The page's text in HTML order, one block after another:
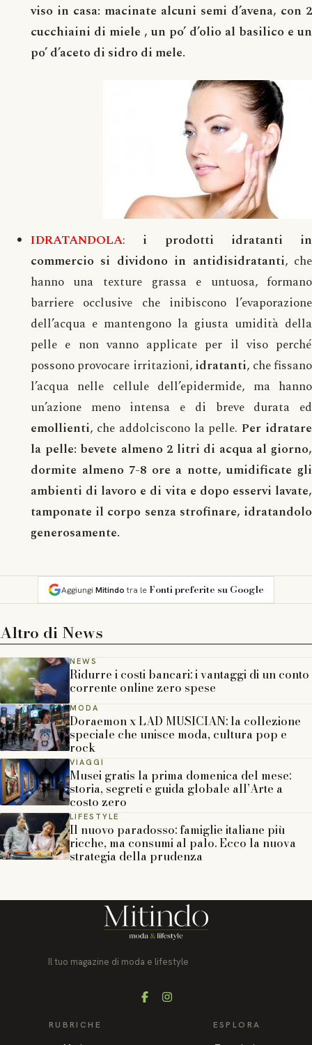
viso in casa: macinate alcuni semi d’avena, con 2
cucchiaini di miele , un po’ d’olio al basilico e un
po’ d’aceto di sidro di mele.
IDRATANDOLA: i prodotti idratanti in
commercio si dividono in antidisidratanti, che
hanno una texture grassa e untuosa, formano
barriere occlusive che inibiscono l’evaporazione
dell’acqua e mantengono la giusta umidità della
pelle e non vanno applicate per il viso perché
possono provocare irritazioni,idratanti, che fissano
l’acqua nelle cellule dell’epidermide, ma hanno
un’azione meno intensa e di breve durata ed
emollienti, che addolciscono la pelle.Per idratare
la pelle: bevete almeno 2 litri di acqua al giorno,
dormite almeno 7-8 ore a notte, umidificate gli
ambienti di lavoro e di vita e dopo esservi lavate,
tamponate il corpo senza strofinare, idratandolo
generosamente.
Aggiungi Mitindotra le Fonti preferite su Google
Altro di News
NEWS
Ridurre i costi bancari: i vantaggi di un conto
corrente online zero spese
MODA
Doraemon x LAD MUSICIAN: la collezione
speciale che unisce moda, cultura pop e
rock
VIAGGI
Musei gratis la prima domenica del mese:
storia, segreti e guida globale all’Arte a
costo zero
LIFESTYLE
Il nuovo paradosso: famiglie italiane più
ricche, ma consumi al palo. Ecco la nuova
strategia della prudenza
Il tuo magazine di moda e lifestyle
FacebookInstagram
RUBRICHE ESPLORA